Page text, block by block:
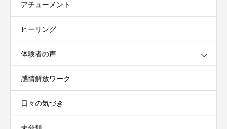
アチューメント
ヒーリング
体験者の声
感情解放ワーク
日々の気づき